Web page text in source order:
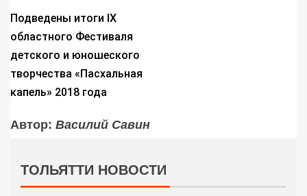
Подведены итоги IX
областного Фестиваля
детского и юношеского
творчества «Пасхальная
капель» 2018 года
Автор: Василий Савин
ТОЛЬЯТТИ НОВОСТИ